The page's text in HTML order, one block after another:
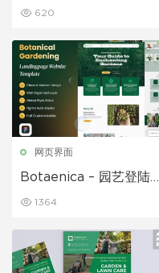
620
网页界面
Botaenica – 园艺登陆页
1364